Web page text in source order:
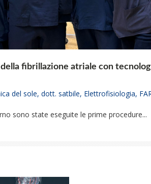
fibrillazione atriale con
del sole, dott. satbile, Elettrofisiologia,
sono state eseguite le prime procedure...